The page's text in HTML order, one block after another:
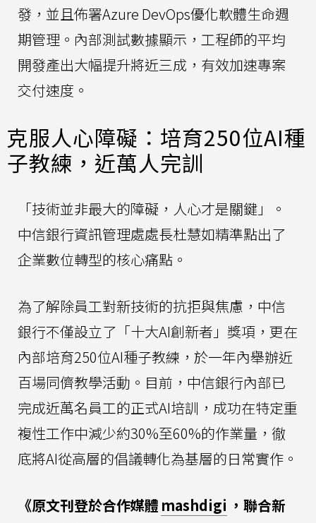
發，並且佈署Azure DevOps優化軟體生命週
期管理。內部測試數據顯示，工程師的平均
開發產出大幅提升將近三成，有效加速專案
交付速度。
克服人心障礙：培育250位AI種
子教練，近萬人完訓
「技術並非最大的障礙，人心才是關鍵」。
中信銀行資訊管理處處長杜慧如精準點出了
企業數位轉型的核心痛點。
為了解除員工對新技術的抗拒與焦慮，中信
銀行不僅設立了「十大AI創新者」獎項，更在
內部培育250位AI種子教練，於一年內舉辦近
百場同儕教學活動。目前，中信銀行內部已
完成近萬名員工的正式AI培訓，成功在特定重
複性工作中減少約30%至60%的作業量，徹
底將AI從高層的倡議轉化為基層的日常實作。
《原文刊登於合作媒體 mashdigi ，聯合新